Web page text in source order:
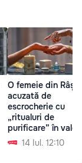
O femeie din
acuzată de
escrocherie cu
„ritualuri de
purificare” în
de 520.000 de lei
14 Iul. 12:10